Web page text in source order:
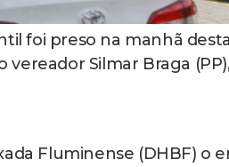
foi preso na manhã
Silmar Braga
Fluminense (DHBF) o